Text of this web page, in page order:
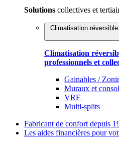
Solutions collectives et
Climatisation
Climatisation
professionnels et
Gainables /
Muraux et
VRF
Multi-splits
Fabricant de confort depuis
Les aides financières pour